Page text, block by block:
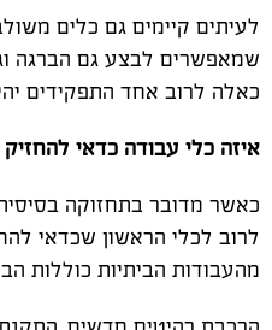
לעיתים קיימים גם כלים
שמאפשרים לבצע גם הברגה
כאלה לרוב אחד התפקידים
איזה כלי עבודה כדאי
כאשר מדובר בתחזוקה
לרוב לכלי הראשון שכדאי
מהעבודות הביתיות כוללות